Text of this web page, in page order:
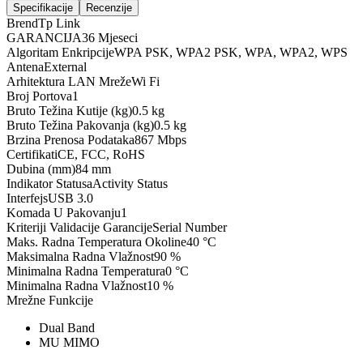
Specifikacije Recenzije
BrendTp Link
GARANCIJA36 Mjeseci
Algoritam EnkripcijeWPA PSK, WPA2 PSK, WPA, WPA2, WPS
AntenaExternal
Arhitektura LAN MrežeWi Fi
Broj Portova1
Bruto Težina Kutije (kg)0.5 kg
Bruto Težina Pakovanja (kg)0.5 kg
Brzina Prenosa Podataka867 Mbps
CertifikatiCE, FCC, RoHS
Dubina (mm)84 mm
Indikator StatusaActivity Status
InterfejsUSB 3.0
Komada U Pakovanju1
Kriteriji Validacije GarancijeSerial Number
Maks. Radna Temperatura Okoline40 °C
Maksimalna Radna Vlažnost90 %
Minimalna Radna Temperatura0 °C
Minimalna Radna Vlažnost10 %
Mrežne Funkcije
Dual Band
MU MIMO